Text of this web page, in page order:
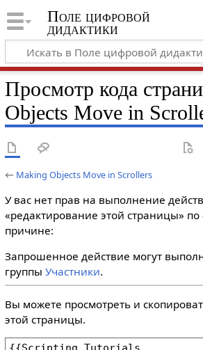
Поле цифровой
дидактики
Просмотр кода
Objects Move in
← Making Objects Move in Scrollers
У вас нет прав на выполнение
«редактирование этой страницы»
причине:
Запрошенное действие могут
группы Участники.
Вы можете просмотреть и
этой страницы.